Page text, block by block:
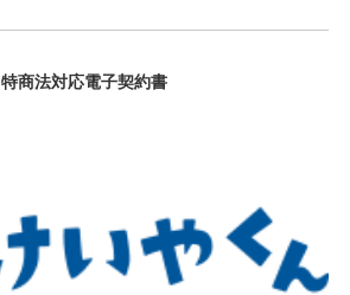
特商法対応電子契約書